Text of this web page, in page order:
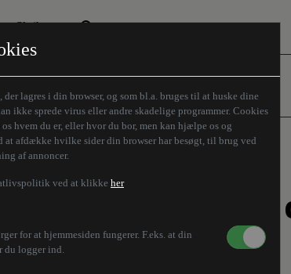
der lagres i din browser, og som bl.a. bruges til at huske dine
ikke sprede virus eller andre skadelige programmer. Cookies
hvem du er, eller hvor du bor, men kan hjælpe os og
at afdække hvilke sider din browser har besøgt, til brug ved
af annoncer.
ved at klikke her
for at hjemmesiden fungerer. F.eks. at din
du logger ind.
brille
forfra
Skribenter
Z-aksen